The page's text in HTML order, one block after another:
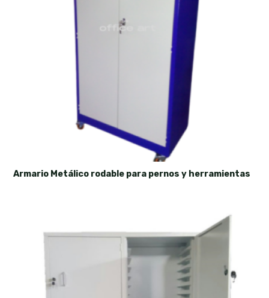
Armario Metálico rodable para pernos y herramientas